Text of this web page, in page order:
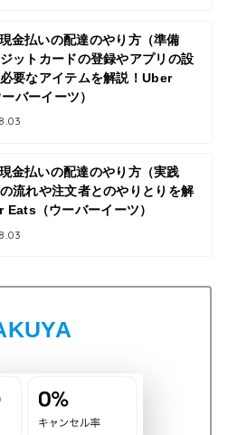
現金払いの配達のやり方（準備
ットカードの登録やアプリの設
要なアイテムを解説！Uber
バーイーツ）
現金払いの配達のやり方（実践
流れや注文者とのやりとりを解
Eats（ウーバーイーツ）